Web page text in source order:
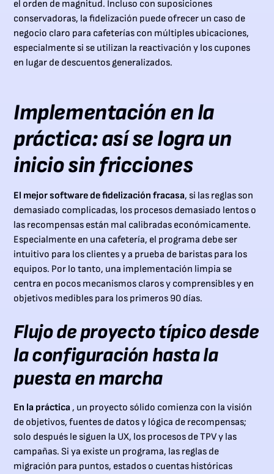
el orden de magnitud. Incluso con suposiciones
conservadoras, la fidelización puede ofrecer un caso de
negocio claro para cafeterías con múltiples ubicaciones,
especialmente si se utilizan la reactivación y los cupones
en lugar de descuentos generalizados.
Implementación en la
práctica: así se logra un
inicio sin fricciones
El mejor software de fidelización fracasa, si las reglas son
demasiado complicadas, los procesos demasiado lentos o
las recompensas están mal calibradas económicamente.
Especialmente en una cafetería, el programa debe ser
intuitivo para los clientes y a prueba de baristas para los
equipos. Por lo tanto, una implementación limpia se
centra en pocos mecanismos claros y comprensibles y en
objetivos medibles para los primeros 90 días.
Flujo de proyecto típico desde
la configuración hasta la
puesta en marcha
En la práctica , un proyecto sólido comienza con la visión
de objetivos, fuentes de datos y lógica de recompensas;
solo después le siguen la UX, los procesos de TPV y las
campañas. Si ya existe un programa, las reglas de
migración para puntos, estados o cuentas históricas